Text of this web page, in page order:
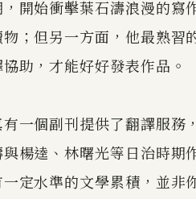
開始衝擊葉石濤浪漫的寫
；但另一方面，他最熟習
助，才能好好發表作品。
一個副刊提供了翻譯服務
楊逵、林曙光等日治時期
定水準的文學累積，並非